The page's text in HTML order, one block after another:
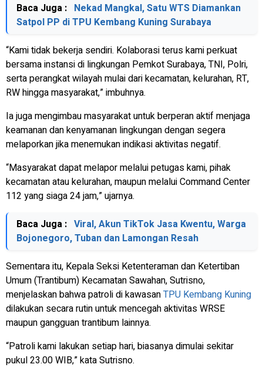
Baca Juga : Nekad Mangkal, Satu WTS Diamankan
Satpol PP di TPU Kembang Kuning Surabaya
“Kami tidak bekerja sendiri. Kolaborasi terus kami perkuat
bersama instansi di lingkungan Pemkot Surabaya, TNI, Polri,
serta perangkat wilayah mulai dari kecamatan, kelurahan, RT,
RW hingga masyarakat,” imbuhnya.
Ia juga mengimbau masyarakat untuk berperan aktif menjaga
keamanan dan kenyamanan lingkungan dengan segera
melaporkan jika menemukan indikasi aktivitas negatif.
“Masyarakat dapat melapor melalui petugas kami, pihak
kecamatan atau kelurahan, maupun melalui Command Center
112 yang siaga 24 jam,” ujarnya.
Baca Juga : Viral, Akun TikTok Jasa Kwentu, Warga
Bojonegoro, Tuban dan Lamongan Resah
Sementara itu, Kepala Seksi Ketenteraman dan Ketertiban
Umum (Trantibum) Kecamatan Sawahan, Sutrisno,
menjelaskan bahwa patroli di kawasanTPU Kembang Kuning
dilakukan secara rutin untuk mencegah aktivitas WRSE
maupun gangguan trantibum lainnya.
“Patroli kami lakukan setiap hari, biasanya dimulai sekitar
pukul 23.00 WIB,” kata Sutrisno.